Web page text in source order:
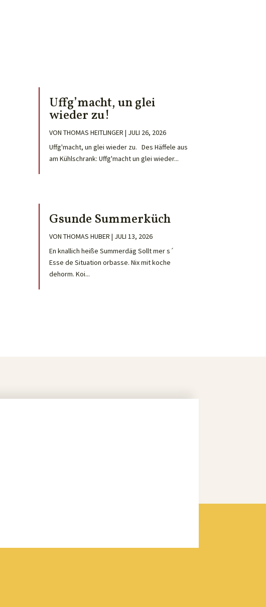
Uffg’macht, un glei
wieder zu!
VON THOMAS HEITLINGER | JULI 26, 2026
Uffg'macht, un glei wieder zu. Des Häffele aus
am Kühlschrank: Uffg'macht un glei wieder...
Gsunde Summerküch
VON THOMAS HUBER | JULI 13, 2026
En knallich heiße Summerdäg Sollt mer s´
Esse de Situation orbasse. Nix mit koche
dehorm. Koi...